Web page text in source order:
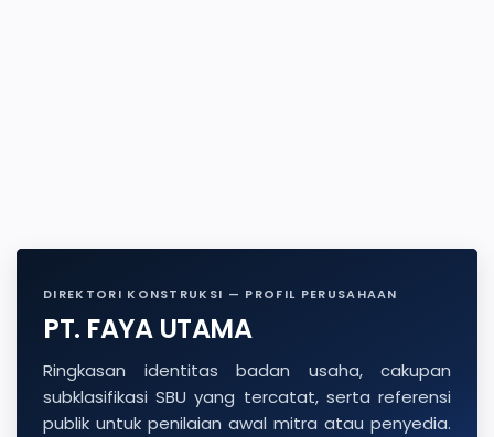
DIREKTORI KONSTRUKSI — PROFIL PERUSAHAAN
PT. FAYA UTAMA
Ringkasan identitas badan usaha, cakupan
subklasifikasi SBU yang tercatat, serta referensi
publik untuk penilaian awal mitra atau penyedia.